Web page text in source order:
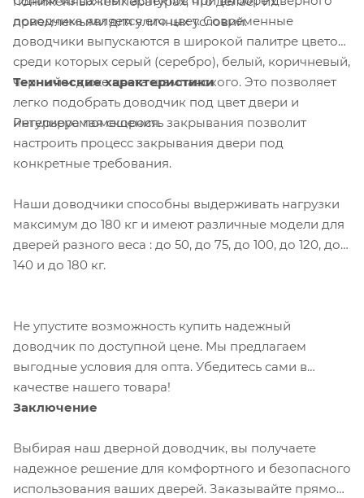
приемлемыми для уличных условий.
доводчика является его цвет. Современные
доводчики выпускаются в широкой палитре цветов,
среди которых серый (серебро), белый, коричневый,
черный и даже цвета шампанского. Это позволяет
легко подобрать доводчик под цвет двери и
интерьера помещения.
Технические характеристики
Регулируемая скорость закрывания позволит
настроить процесс закрывания двери под
конкретные требования.
Наши доводчики способны выдерживать нагрузки
максимум до 180 кг и имеют различные модели для
дверей разного веса : до 50, до 75, до 100, до 120, до
140 и до 180 кг.
Не упустите возможность купить надежный
доводчик по доступной цене. Мы предлагаем
выгодные условия для опта. Убедитесь сами в
качестве нашего товара!
Заключение
Выбирая наш дверной доводчик, вы получаете
надежное решение для комфортного и безопасного
использования ваших дверей. Заказывайте прямо